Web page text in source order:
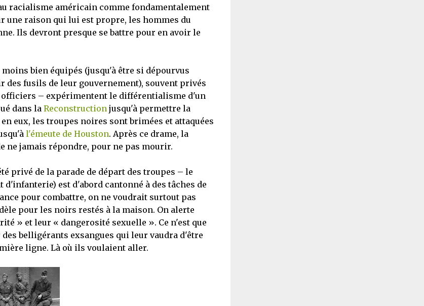
racialisme américain comme fondamentalement
une raison qui lui est propre, les hommes du
Ils devront presque se battre pour en avoir le
bien équipés (jusqu'à être si dépourvus
fusils de leur gouvernement), souvent privés
– expérimentent le différentialisme d'un
dans la Reconstruction jusqu'à permettre la
eux, les troupes noires sont brimées et attaquées
l'émeute de Houston. Après ce drame, la
jamais répondre, pour ne pas mourir.
privé de la parade de départ des troupes – le
d'infanterie) est d'abord cantonné à des tâches de
pour combattre, on ne voudrait surtout pas
pour les noirs restés à la maison. On alerte
» et leur « dangerosité sexuelle ». Ce n'est que
belligérants exsangues qui leur vaudra d'être
ligne. Là où ils voulaient aller.